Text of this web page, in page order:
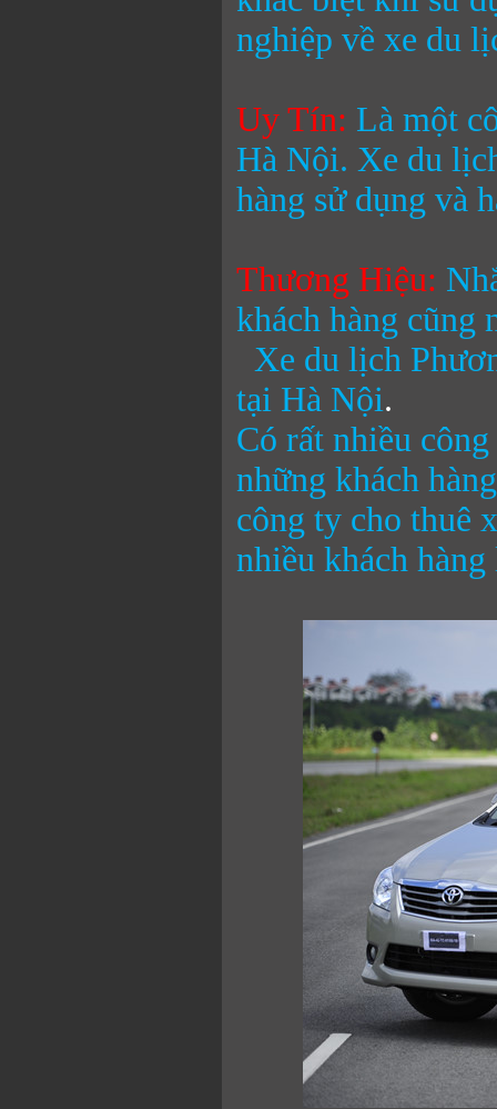
nghiệp về xe du
Uy Tín: Là một
Hà Nội. Xe du
hàng sử dụng và
Thương Hiệu:
khách hàng cũng
Xe du lịch
tại Hà Nội.
Có rất nhiều
những khách
công ty cho thuê
nhiều khách